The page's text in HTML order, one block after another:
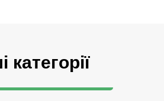
категорії